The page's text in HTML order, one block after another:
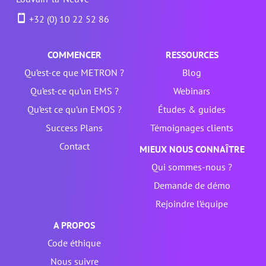
+32 (0) 10 22 52 86
COMMENCER
Qu’est-ce que METRON ?
Qu’est-ce qu’un EMS ?
Qu’est ce qu’un EMOS ?
Success Plans
RESSOURCES
Blog
Webinars
Études & guides
Témoignages clients
Contact
MIEUX NOUS CONNAÎTRE
Qui sommes-nous ?
Demande de démo
Rejoindre l’équipe
A PROPOS
Code éthique
Nous suivre